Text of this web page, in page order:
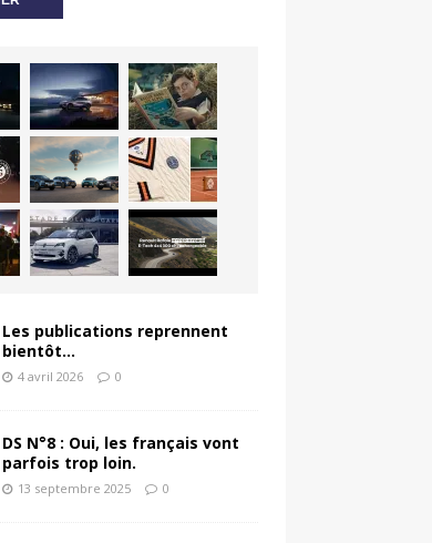
Les publications reprennent
bientôt…
4 avril 2026 0
DS N°8 : Oui, les français vont
parfois trop loin.
13 septembre 2025 0